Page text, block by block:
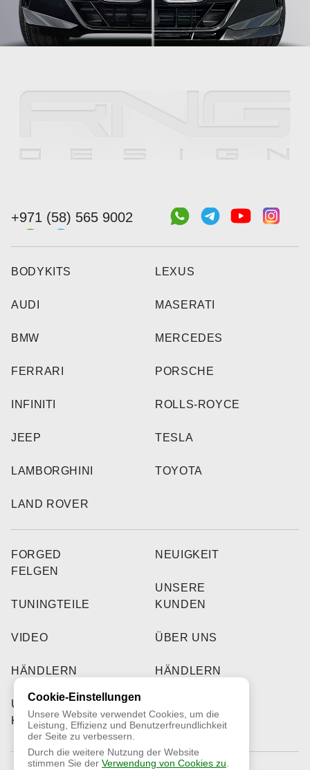
+971 (58) 565 9002
BODYKITS
AUDI
BMW
FERRARI
INFINITI
JEEP
LAMBORGHINI
LAND ROVER
LEXUS
MASERATI
MERCEDES
PORSCHE
ROLLS-ROYCE
TESLA
TOYOTA
FORGED
FELGEN
TUNINGTEILE
VIDEO
HÄNDLERN
UNSERE
KUNDEN
NEUIGKEIT
UNSERE
KUNDEN
ÜBER UNS
HÄNDLERN
Cookie-Einstellungen
Unsere Website verwendet Cookies, um die
Leistung, Effizienz und Benutzerfreundlichkeit
der Seite zu verbessern.
Durch die weitere Nutzung der Website
stimmen Sie der Verwendung von Cookies zu